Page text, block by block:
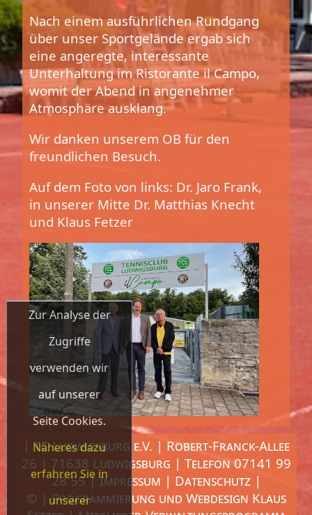
Zur Analyse der
Zugriffe
verwenden wir
auf unserer
Seite Cookies.
Näheres dazu
erfahren Sie in
unserer
Nach einem ausführlichen Rundgang
über unser Sportgelände ergab sich
eine angeregte, interessante
Unterhaltung im Ristorante il Campo,
womit der Abend in angenehmer
Atmosphäre ausklang.
Wir danken unserem OB für den
freundlichen Besuch.
Auf dem Foto von links: Dr. Jaro Frank,
in unserer Mitte Dr. Matthias Knecht
und Klaus Fetzer
| TC Ludwigsburg e.V. | Robert-Franck-Allee
26 | 71638 Ludwigsburg | Telefon 07141 99
28 55 |Impressum | Datenschutz|
© | Programmierung und Webdesign Klaus